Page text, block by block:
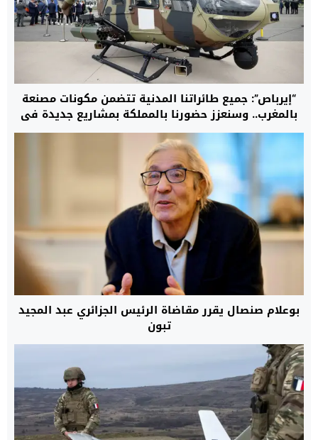
“إيرباص”: جميع طائراتنا المدنية تتضمن مكونات مصنعة
بالمغرب.. وسنعزز حضورنا بالمملكة بمشاريع جديدة في
مجال المروحيات
بوعلام صنصال يقرر مقاضاة الرئيس الجزائري عبد المجيد
تبون